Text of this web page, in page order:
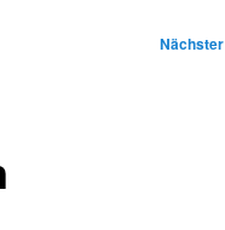
Nächster